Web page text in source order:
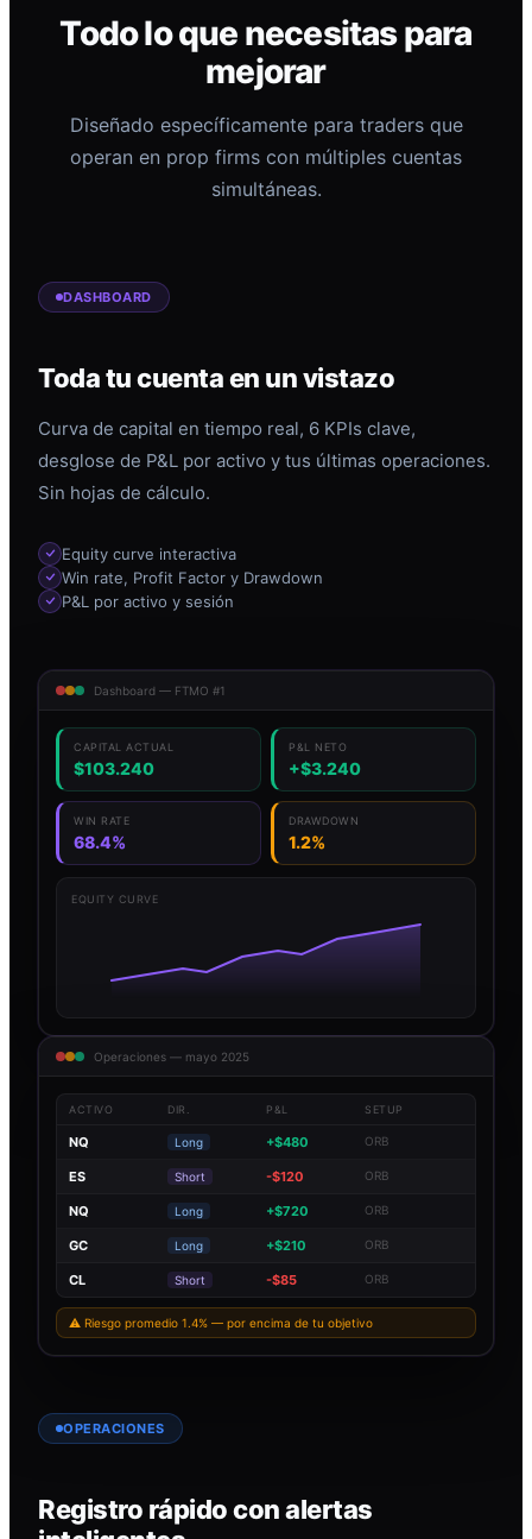
Todo lo que necesitas para
mejorar
Diseñado específicamente para traders que
operan en prop firms con múltiples cuentas
simultáneas.
DASHBOARD
Toda tu cuenta en un vistazo
Curva de capital en tiempo real, 6 KPIs clave,
desglose de P&L por activo y tus últimas operaciones.
Sin hojas de cálculo.
Equity curve interactiva
Win rate, Profit Factor y Drawdown
P&L por activo y sesión
Dashboard — FTMO #1
CAPITAL ACTUAL
$103.240
P&L NETO
+$3.240
WIN RATE
68.4%
DRAWDOWN
1.2%
EQUITY CURVE
Operaciones — mayo 2025
ACTIVO DIR. P&L SETUP
NQ Long +$480 ORB
ES Short -$120 ORB
NQ Long +$720 ORB
GC Long +$210 ORB
CL Short -$85 ORB
⚠ Riesgo promedio 1.4% — por encima de tu objetivo
OPERACIONES
Registro rápido con alertas